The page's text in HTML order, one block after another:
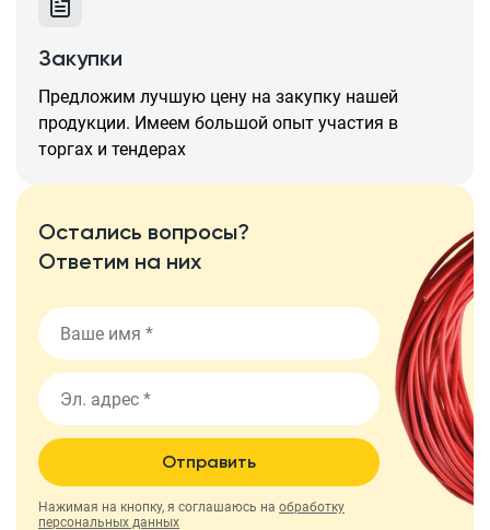
Закупки
Предложим лучшую цену на закупку нашей
продукции. Имеем большой опыт участия в
торгах и тендерах
Остались вопросы?
Ответим на них
Отправить
Нажимая на кнопку, я соглашаюсь на обработку
персональных данных